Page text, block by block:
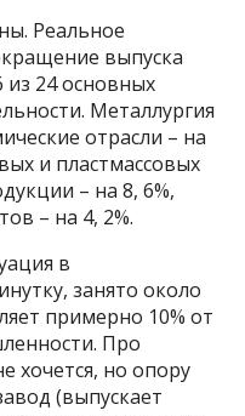
Реальное
выпуска
из 24 основных
Металлургия
отрасли – на
и пластмассовых
– на 8, 6%,
– на 4, 2%.
в
занято около
примерно 10% от
Про
хочется, но опору
(выпускает